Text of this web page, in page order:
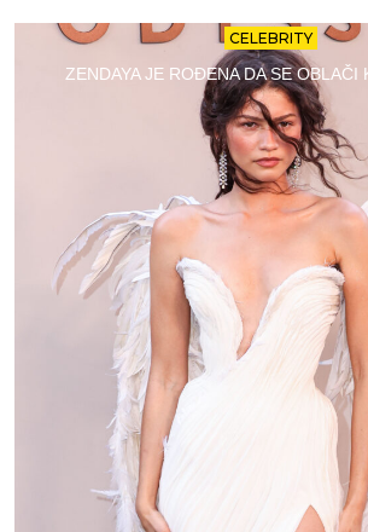
CELEBRITY
ZENDAYA JE ROĐENA DA SE OBLAČI